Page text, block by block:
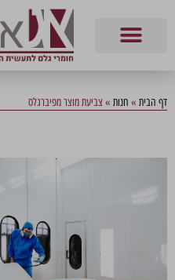
דף הבית » חנות »צביעת מוצר מפיברגלס